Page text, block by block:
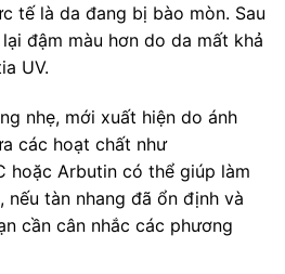
tế là da đang bị bào mòn. Sau
đậm màu hơn do da mất khả
UV.
nhẹ, mới xuất hiện do ánh
các hoạt chất như
hoặc Arbutin có thể giúp làm
nếu tàn nhang đã ổn định và
cần cân nhắc các phương